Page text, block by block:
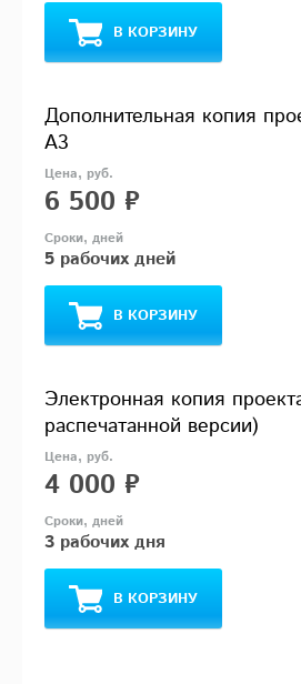
В КОРЗИНУ
Дополнительная копия
А3
6 500 ₽
5 рабочих дней
В КОРЗИНУ
Электронная копия
распечатанной версии)
4 000 ₽
3 рабочих дня
В КОРЗИНУ